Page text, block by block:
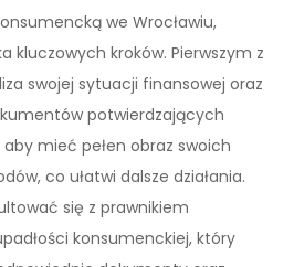
we Wrocławiu,
kluczowych kroków. Pierwszym z
swojej sytuacji finansowej oraz
potwierdzających
aby mieć pełen obraz swoich
co ułatwi dalsze działania.
się z prawnikiem
konsumenckiej, który